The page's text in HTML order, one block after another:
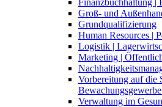
Finanzbuchhaltung |
Groß- und
Grundqualifizierung
Human Resources |
Logistik |
Marketing |
Vorbereitung auf die
Verwaltung im